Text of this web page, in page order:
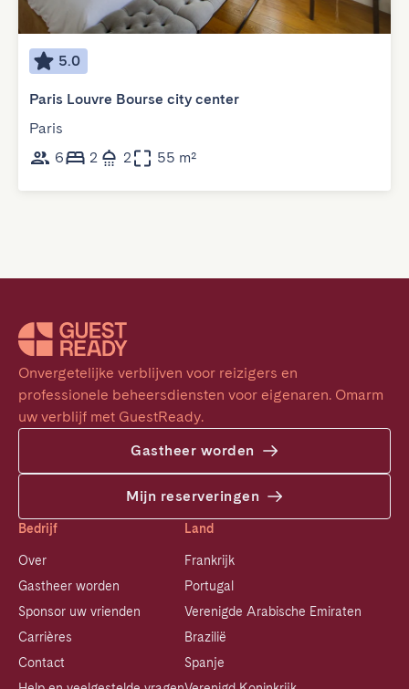
5.0
Paris Louvre Bourse city center
Paris
6
2 2 55 m²
Onvergetelijke verblijven voor reizigers en
professionele beheersdiensten voor eigenaren. Omarm
uw verblijf met GuestReady.
Gastheer worden
Mijn reserveringen
Bedrijf
Over
Gastheer worden
Sponsor uw vrienden
Carrières
Contact
Land
Frankrijk
Portugal
Verenigde Arabische Emiraten
Brazilië
Spanje